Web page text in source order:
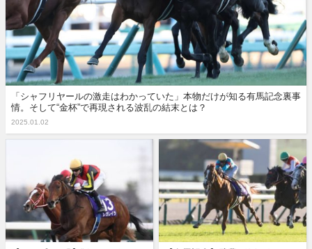
「シャフリヤールの激走はわかっていた」本物だけが知る有馬記念裏事
情。そして“金杯”で再現される波乱の結末とは？
2025.01.02